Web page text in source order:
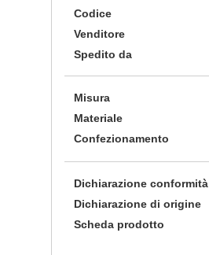
Codice
Venditore
Spedito da
Misura
Materiale
Confezionamento
Dichiarazione conformità
Dichiarazione di origine
Scheda prodotto